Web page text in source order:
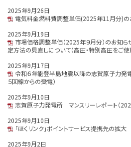
2025年9月26日
電気料金燃料費調整単価(2025年11月分)の
2025年9月19日
市場価格調整単価（2025年９月分）のお知
定方法の見直しについて（高圧・特別高圧をご使
2025年9月17日
令和６年能登半島地震以降の志賀原子力発
５回線からの受電）
2025年9月10日
志賀原子力発電所 マンスリーレポート（
2025年9月10日
「ほくリンク」ポイントサービス提携先の拡大
2025年9月2日